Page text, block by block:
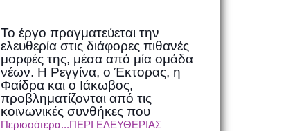
Το έργο πραγματεύεται την
ελευθερία στις διάφορες πιθανές
μορφές της, μέσα από μία ομάδα
νέων. Η Ρεγγίνα, ο Έκτορας, η
Φαίδρα και ο Ιάκωβος,
προβληματίζονται από τις
κοινωνικές συνθήκες που
Περισσότερα...ΠΕΡΙ ΕΛΕΥΘΕΡΙΑΣ